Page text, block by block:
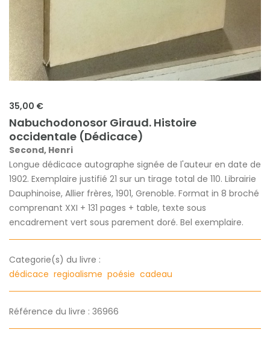
35,00 €
Nabuchodonosor Giraud. Histoire
occidentale (Dédicace)
Second, Henri
Longue dédicace autographe signée de l'auteur en date de
1902. Exemplaire justifié 21 sur un tirage total de 110. Librairie
Dauphinoise, Allier frères, 1901, Grenoble. Format in 8 broché
comprenant XXI + 131 pages + table, texte sous
encadrement vert sous parement doré. Bel exemplaire.
Categorie(s) du livre :
dédicace regioalisme poésie cadeau
Référence du livre : 36966